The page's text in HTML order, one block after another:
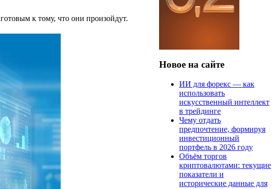
к тому, что они произойдут.
Новое на сайте
ИИ для форекс — как
использовать
искусственный интеллект
в трейдинге
Чему отдать
предпочтение, формируя
инвестиционный
портфель в 2026 году
Объём торгов
криптовалютами: текущие
показатели и
исторические данные для